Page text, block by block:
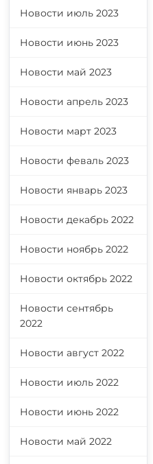
Новости июль 2023
Новости июнь 2023
Новости май 2023
Новости апрель 2023
Новости март 2023
Новости феваль 2023
Новости январь 2023
Новости декабрь 2022
Новости ноябрь 2022
Новости октябрь 2022
Новости сентябрь
2022
Новости август 2022
Новости июль 2022
Новости июнь 2022
Новости май 2022